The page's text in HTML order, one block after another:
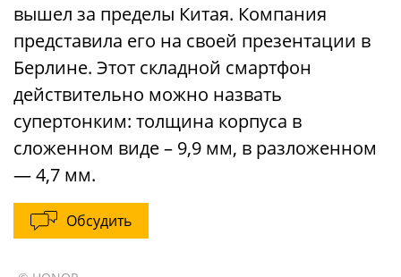
вышел за пределы Китая. Компания
представила его на своей презентации в
Берлине. Этот складной смартфон
действительно можно назвать
супертонким: толщина корпуса в
сложенном виде – 9,9 мм, в разложенном
— 4,7 мм.
Обсудить